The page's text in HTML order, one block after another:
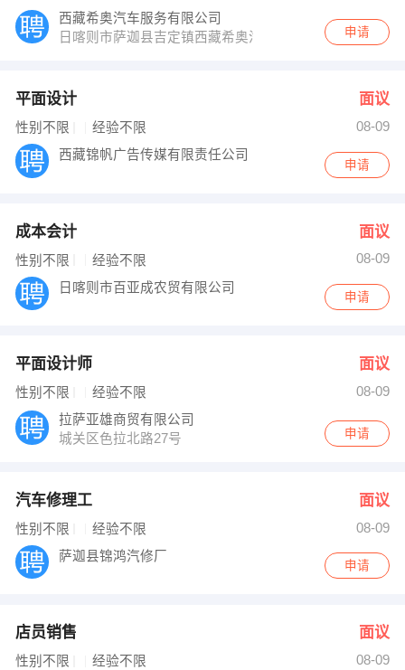
西藏希奥汽车服务有限公司
日喀则市萨迦县吉定镇西藏希奥汽车服务有限公司
申请
平面设计 面议
性别不限 经验不限
08-09
西藏锦帆广告传媒有限责任公司
申请
成本会计 面议
性别不限 经验不限
08-09
日喀则市百亚成农贸有限公司
申请
平面设计师 面议
性别不限 经验不限
08-09
拉萨亚雄商贸有限公司
城关区色拉北路27号
申请
汽车修理工 面议
性别不限 经验不限
08-09
萨迦县锦鸿汽修厂
申请
店员销售 面议
性别不限 经验不限
08-09